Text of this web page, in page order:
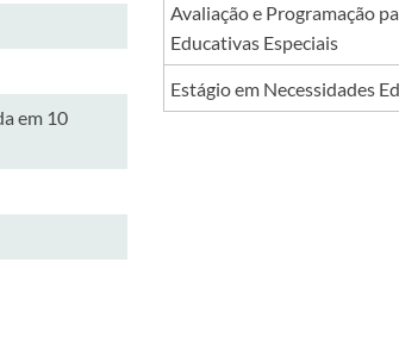
em 10
Avaliação e Programação
Educativas Especiais
Estágio em Necessidades